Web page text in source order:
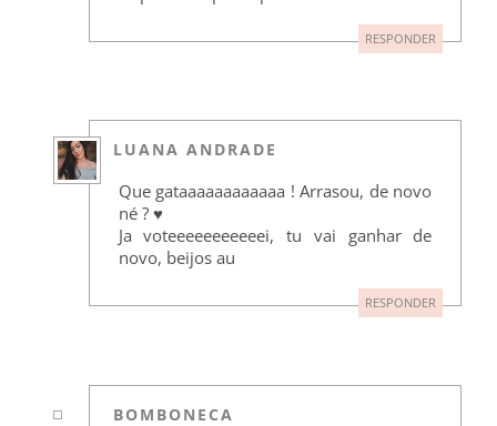
RESPONDER
LUANA ANDRADE
Que gataaaaaaaaaaaa ! Arrasou, de novo
né ? ♥
Ja voteeeeeeeeeeei, tu vai ganhar de
novo, beijos au
RESPONDER
BOMBONECA